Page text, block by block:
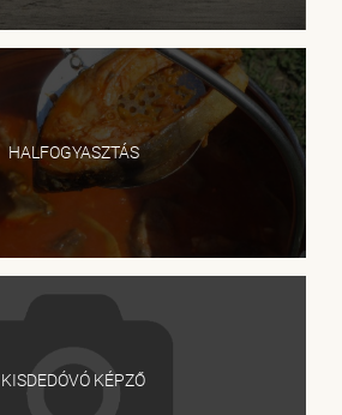
HALFOGYASZTÁS
KISDEDÓVÓ KÉPZŐ